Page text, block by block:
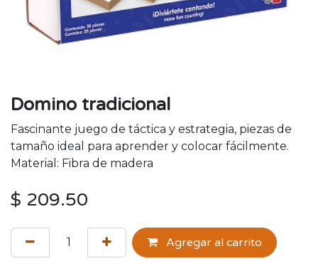
Domino tradicional
Fascinante juego de táctica y estrategia, piezas de
tamaño ideal para aprender y colocar fácilmente.
Material: Fibra de madera
$ 209.50
Agregar al carrito